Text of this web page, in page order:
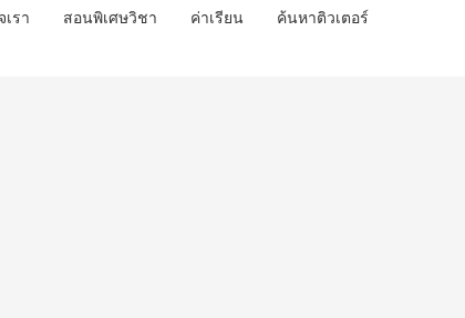
รา สอนพิเศษวิชา ค่าเรียน ค้นหาติวเตอร์